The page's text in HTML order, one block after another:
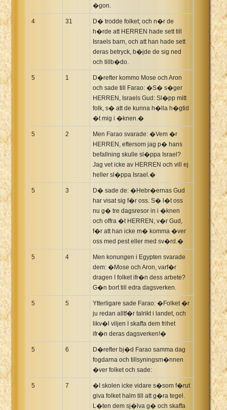
�gon.
4 31
D� trodde folket; och n�r de
h�rde att HERREN hade sett till
Israels barn, och att han hade sett
deras betryck, b�jde de sig ned
och tillb�do.
5 1
D�refter kommo Mose och Aron
och sade till Farao: �S� s�ger
HERREN, Israels Gud: Sl�pp mitt
folk, s� att de kunna h�lla h�gtid
�t mig i �knen.�
5 2
Men Farao svarade: �Vem �r
HERREN, eftersom jag p� hans
befallning skulle sl�ppa Israel?
Jag vet icke av HERREN och vill ej
heller sl�ppa Israel.�
5 3
D� sade de: �Hebr�ernas Gud
har visat sig f�r oss. S� l�t oss
nu g� tre dagsresor in i �knen
och offra �t HERREN, v�r Gud,
f�r att han icke m� komma �ver
oss med pest eller med sv�rd.�
5 4
Men konungen i Egypten svarade
dem: �Mose och Aron, varf�r
dragen I folket ifr�n dess arbete?
G�n bort till edra dagsverken.
5 5
Ytterligare sade Farao: �Folket �r
ju redan alltf�r talrikt i landet, och
likv�l viljen I skaffa dem frihet
ifr�n deras dagsverken!�
5 6
D�refter bj�d Farao samma dag
fogdarna och tillsyningsm�nnen
�ver folket och sade:
5 7
�I skolen icke vidare s�som f�rut
giva folket halm till att g�ra tegel.
L�ten dem sj�lva g� och skaffa